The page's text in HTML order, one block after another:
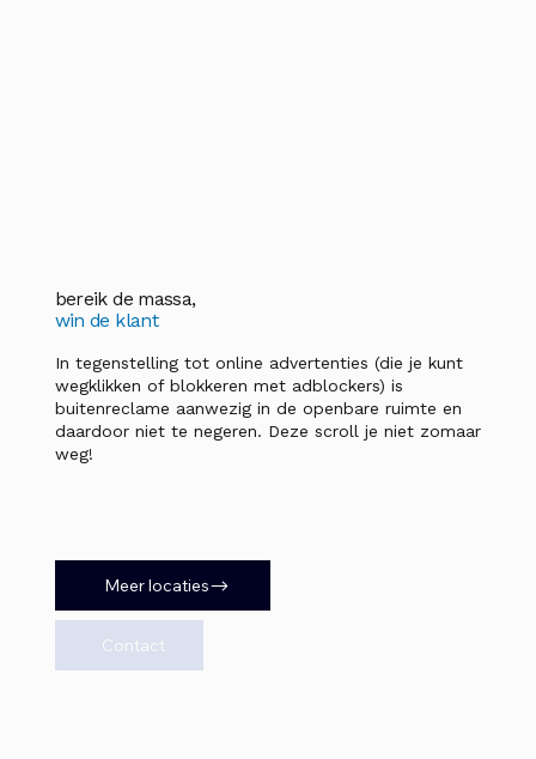
bereik de massa,
win de klant
In tegenstelling tot online advertenties (die je kunt
wegklikken of blokkeren met adblockers) is
buitenreclame aanwezig in de openbare ruimte en
daardoor niet te negeren. Deze scroll je niet zomaar
weg!
Meer locaties
Contact